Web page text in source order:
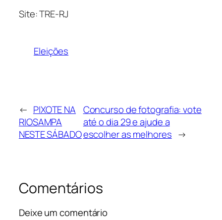
Site: TRE-RJ
Eleições
← PIXOTE NA
RIOSAMPA
NESTE SÁBADO
Concurso de fotografia: vote
até o dia 29 e ajude a
escolher as melhores →
Comentários
Deixe um comentário